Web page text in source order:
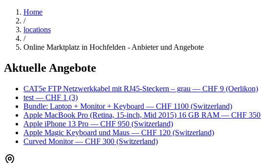
Home
/
locations
/
Online Marktplatz in Hochfelden - Anbieter und Angebote
Aktuelle Angebote
CAT5e FTP Netzwerkkabel mit RJ45-Steckern – grau — CHF 9 (Oerlikon)
test — CHF 1 (3)
Bundle: Laptop + Monitor + Keyboard — CHF 1100 (Switzerland)
Apple MacBook Pro (Retina, 15-inch, Mid 2015) 16 GB RAM — CHF 350
Apple iPhone 13 Pro — CHF 950 (Switzerland)
Apple Magic Keyboard und Maus — CHF 120 (Switzerland)
Curved Monitor— CHF 300 (Switzerland)